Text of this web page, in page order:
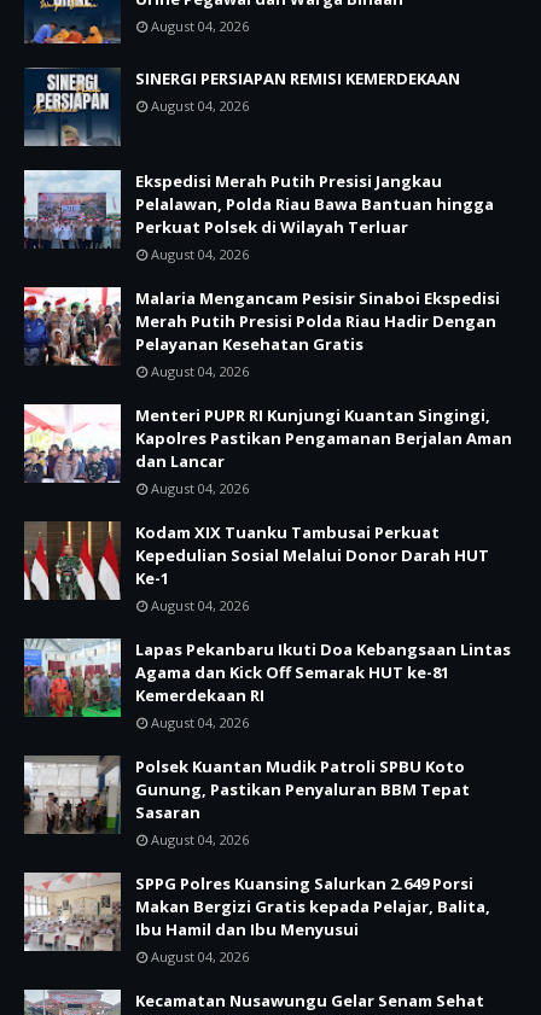
August 04, 2026
SINERGI PERSIAPAN REMISI KEMERDEKAAN
August 04, 2026
Ekspedisi Merah Putih Presisi Jangkau
Pelalawan, Polda Riau Bawa Bantuan hingga
Perkuat Polsek di Wilayah Terluar
August 04, 2026
Malaria Mengancam Pesisir Sinaboi Ekspedisi
Merah Putih Presisi Polda Riau Hadir Dengan
Pelayanan Kesehatan Gratis
August 04, 2026
Menteri PUPR RI Kunjungi Kuantan Singingi,
Kapolres Pastikan Pengamanan Berjalan Aman
dan Lancar
August 04, 2026
Kodam XIX Tuanku Tambusai Perkuat
Kepedulian Sosial Melalui Donor Darah HUT
Ke-1
August 04, 2026
Lapas Pekanbaru Ikuti Doa Kebangsaan Lintas
Agama dan Kick Off Semarak HUT ke-81
Kemerdekaan RI
August 04, 2026
Polsek Kuantan Mudik Patroli SPBU Koto
Gunung, Pastikan Penyaluran BBM Tepat
Sasaran
August 04, 2026
SPPG Polres Kuansing Salurkan 2.649 Porsi
Makan Bergizi Gratis kepada Pelajar, Balita,
Ibu Hamil dan Ibu Menyusui
August 04, 2026
Kecamatan Nusawungu Gelar Senam Sehat